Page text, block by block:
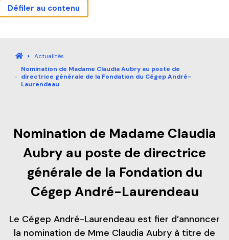
Défiler au contenu
Actualités Carrières
Accueil
Explorez nos programmes
Baccalauréat international (IB)
Laboratoire intégré de formation technique (LIFT)
Étapes de l’admission
Formation continue
Qu’est-ce que la Formation continue?
Explorer nos programmes (AEC et RAC)
Admission et frais de scolarité
Pourquoi André-Laurendeau
Entreprises
AccueilActualités
Nomination de Madame Claudia Aubry au poste de
directrice générale de la Fondation du Cégep André-
Laurendeau
Nomination de Madame Claudia
Aubry au poste de directrice
générale de la Fondation du
Cégep André-Laurendeau
Le Cégep André-Laurendeau est fier d’annoncer
la nomination de Mme Claudia Aubry à titre de